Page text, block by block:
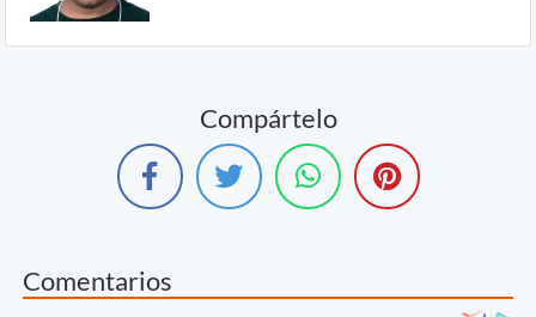
Compártelo
Comentarios